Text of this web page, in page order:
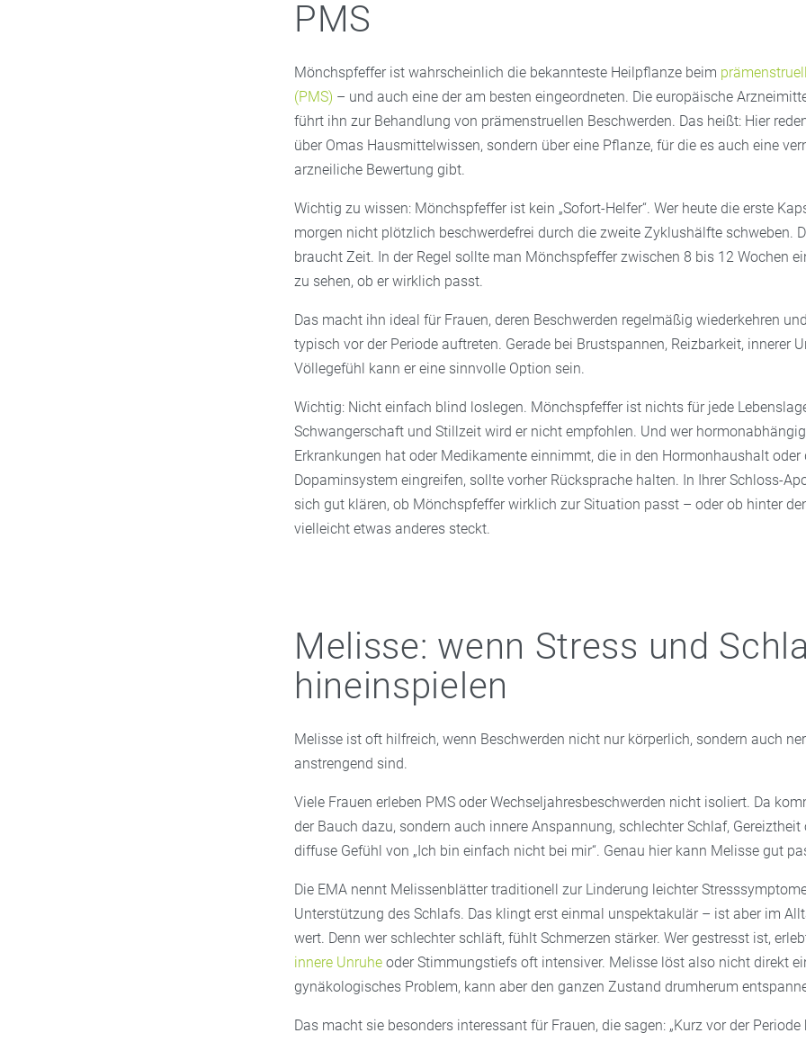
PMS
Mönchspfeffer ist wahrscheinlich die bekannteste Heilpflanze beim
(PMS) – und auch eine der am besten eingeordneten. Die europäische
führt ihn zur Behandlung von prämenstruellen Beschwerden. Das heißt: Hier
über Omas Hausmittelwissen, sondern über eine Pflanze, für die es auch eine
arzneiliche Bewertung gibt.
Wichtig zu wissen: Mönchspfeffer ist kein „Sofort-Helfer“. Wer heute die erste
morgen nicht plötzlich beschwerdefrei durch die zweite Zyklushälfte schweben.
braucht Zeit. In der Regel sollte man Mönchspfeffer zwischen 8 bis 12 Wochen
zu sehen, ob er wirklich passt.
Das macht ihn ideal für Frauen, deren Beschwerden regelmäßig wiederkehren
typisch vor der Periode auftreten. Gerade bei Brustspannen, Reizbarkeit, innerer
Völlegefühl kann er eine sinnvolle Option sein.
Wichtig: Nicht einfach blind loslegen. Mönchspfeffer ist nichts für jede
Schwangerschaft und Stillzeit wird er nicht empfohlen. Und wer
Erkrankungen hat oder Medikamente einnimmt, die in den Hormonhaushalt oder
Dopaminsystem eingreifen, sollte vorher Rücksprache halten. In Ihrer Schloss-
sich gut klären, ob Mönchspfeffer wirklich zur Situation passt – oder ob hinter
vielleicht etwas anderes steckt.
Melisse: wenn Stress und
hineinspielen
Melisse ist oft hilfreich, wenn Beschwerden nicht nur körperlich, sondern auch
anstrengend sind.
Viele Frauen erleben PMS oder Wechseljahresbeschwerden nicht isoliert. Da
der Bauch dazu, sondern auch innere Anspannung, schlechter Schlaf, Gereiztheit
diffuse Gefühl von „Ich bin einfach nicht bei mir“. Genau hier kann Melisse gut
Die EMA nennt Melissenblätter traditionell zur Linderung leichter
Unterstützung des Schlafs. Das klingt erst einmal unspektakulär – ist aber im
wert. Denn wer schlechter schläft, fühlt Schmerzen stärker. Wer gestresst ist,
innere Unruheoder Stimmungstiefs oft intensiver. Melisse löst also nicht direkt
gynäkologisches Problem, kann aber den ganzen Zustand drumherum
Das macht sie besonders interessant für Frauen, die sagen: „Kurz vor der